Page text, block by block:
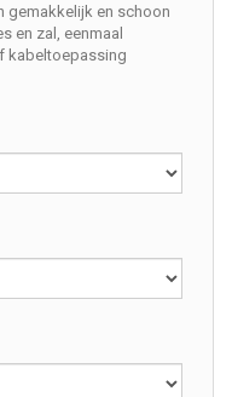
gemakkelijk en schoon
en zal, eenmaal
kabeltoepassing